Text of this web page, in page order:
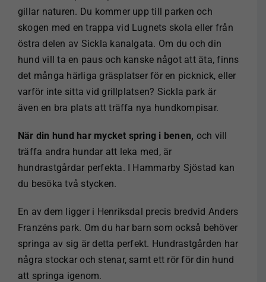
gillar naturen. Du kommer upp till parken och
skogen med en trappa vid Lugnets skola eller från
östra delen av Sickla kanalgata. Om du och din
hund vill ta en paus och kanske något att äta, finns
det många härliga gräsplatser för en picknick, eller
varför inte sitta vid grillplatsen? Sickla park är
även en bra plats att träffa nya hundkompisar.
När din hund har mycket spring i benen, och vill
träffa andra hundar att leka med, är
hundrastgårdar perfekta. I Hammarby Sjöstad kan
du besöka två stycken.
En av dem ligger i Henriksdal precis bredvid Anders
Franzéns park. Om du har barn som också behöver
springa av sig är detta perfekt. Hundrastgården har
några stockar och stenar, samt ett rör för din hund
att springa igenom.